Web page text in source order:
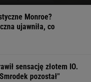
Monroe?
ujawniła, co
sensację złotem IO.
pozostał"